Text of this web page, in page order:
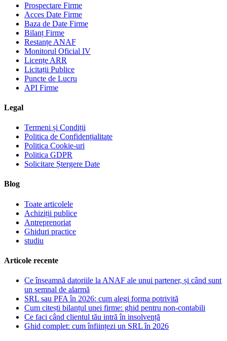
Prospectare Firme
Acces Date Firme
Baza de Date Firme
Bilanț Firme
Restanțe ANAF
Monitorul Oficial IV
Licențe ARR
Licitații Publice
Puncte de Lucru
API Firme
Legal
Termeni și Condiții
Politica de Confidențialitate
Politica Cookie-uri
Politica GDPR
Solicitare Ștergere Date
Blog
Toate articolele
Achiziții publice
Antreprenoriat
Ghiduri practice
studiu
Articole recente
Ce înseamnă datoriile la ANAF ale unui partener, și când sunt
un semnal de alarmă
SRL sau PFA în 2026: cum alegi forma potrivită
Cum citești bilanțul unei firme: ghid pentru non-contabili
Ce faci când clientul tău intră în insolvență
Ghid complet: cum înființezi un SRL în 2026